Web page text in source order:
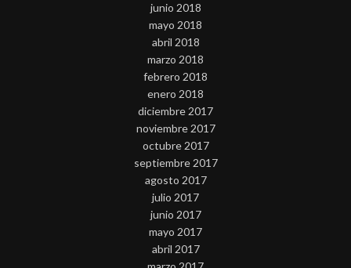
junio 2018
mayo 2018
abril 2018
marzo 2018
febrero 2018
enero 2018
diciembre 2017
noviembre 2017
octubre 2017
septiembre 2017
agosto 2017
julio 2017
junio 2017
mayo 2017
abril 2017